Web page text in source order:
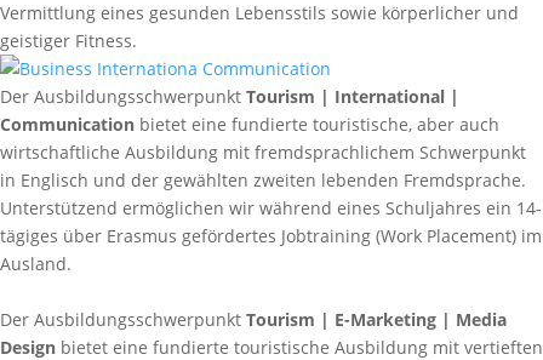
Vermittlung eines gesunden Lebensstils sowie körperlicher und
geistiger Fitness.
Der Ausbildungsschwerpunkt Tourism | International |
Communication bietet eine fundierte touristische, aber auch
wirtschaftliche Ausbildung mit fremdsprachlichem Schwerpunkt
in Englisch und der gewählten zweiten lebenden Fremdsprache.
Unterstützend ermöglichen wir während eines Schuljahres ein 14-
tägiges über Erasmus gefördertes Jobtraining (Work Placement) im
Ausland.
Der Ausbildungsschwerpunkt Tourism | E-Marketing | Media
Design bietet eine fundierte touristische Aus­bildung mit vertieften